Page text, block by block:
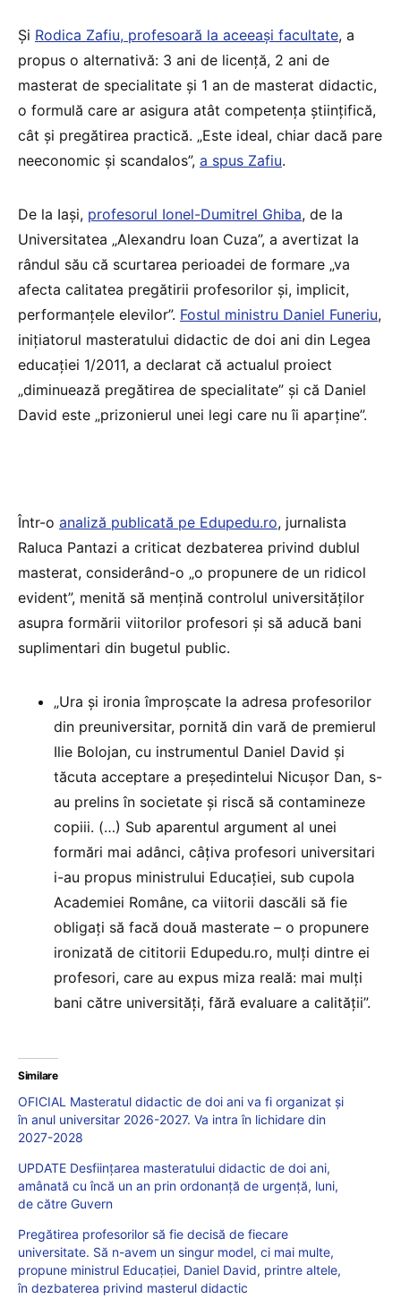
Și Rodica Zafiu, profesoară la aceeași facultate, a
propus o alternativă: 3 ani de licență, 2 ani de
masterat de specialitate și 1 an de masterat didactic,
o formulă care ar asigura atât competența științifică,
cât și pregătirea practică. „Este ideal, chiar dacă pare
neeconomic și scandalos”, a spus Zafiu.
De la Iași, profesorul Ionel-Dumitrel Ghiba, de la
Universitatea „Alexandru Ioan Cuza”, a avertizat la
rândul său că scurtarea perioadei de formare „va
afecta calitatea pregătirii profesorilor și, implicit,
performanțele elevilor”. Fostul ministru Daniel Funeriu,
inițiatorul masteratului didactic de doi ani din Legea
educației 1/2011, a declarat că actualul proiect
„diminuează pregătirea de specialitate” și că Daniel
David este „prizonierul unei legi care nu îi aparține”.
Într-o analiză publicată pe Edupedu.ro, jurnalista
Raluca Pantazi a criticat dezbaterea privind dublul
masterat, considerând-o „o propunere de un ridicol
evident”, menită să mențină controlul universităților
asupra formării viitorilor profesori și să aducă bani
suplimentari din bugetul public.
„Ura și ironia împroșcate la adresa profesorilor
din preuniversitar, pornită din vară de premierul
Ilie Bolojan, cu instrumentul Daniel David și
tăcuta acceptare a președintelui Nicușor Dan, s-
au prelins în societate și riscă să contamineze
copiii. (…) Sub aparentul argument al unei
formări mai adânci, câțiva profesori universitari
i-au propus ministrului Educației, sub cupola
Academiei Române, ca viitorii dascăli să fie
obligați să facă două masterate – o propunere
ironizată de cititorii Edupedu.ro, mulți dintre ei
profesori, care au expus miza reală: mai mulți
bani către universități, fără evaluare a calității”.
Similare
OFICIAL Masteratul didactic de doi ani va fi organizat și
în anul universitar 2026-2027. Va intra în lichidare din
2027-2028
UPDATE Desființarea masteratului didactic de doi ani,
amânată cu încă un an prin ordonanță de urgență, luni,
de către Guvern
Pregătirea profesorilor să fie decisă de fiecare
universitate. Să n-avem un singur model, ci mai multe,
propune ministrul Educației, Daniel David, printre altele,
în dezbaterea privind masterul didactic